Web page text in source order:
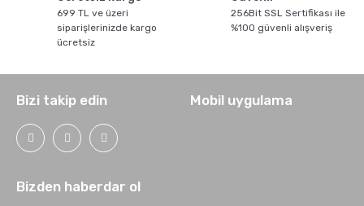
699 TL ve üzeri
siparişlerinizde kargo
ücretsiz
256Bit SSL Sertifikası ile
%100 güvenli alışveriş
Bizi takip edin
Bizden haberdar ol
Mobil uygulama